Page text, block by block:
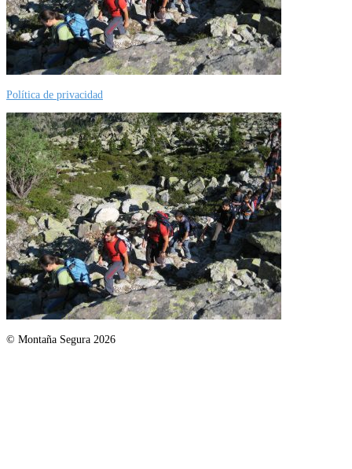
Política de privacidad
© Montaña Segura 2026